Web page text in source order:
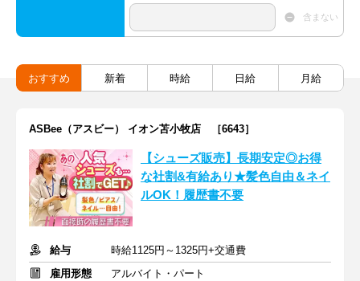
含まない
おすすめ 新着 時給 日給 月給
ASBee（アスビー） イオン苫小牧店 ［6643］
【シューズ販売】長期安定◎お得
な社割&有給あり★髪色自由＆ネイ
ルOK！履歴書不要
給与
時給1125円～1325円+交通費
雇用形態
アルバイト・パート